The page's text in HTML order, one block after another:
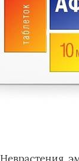
Неврастения,